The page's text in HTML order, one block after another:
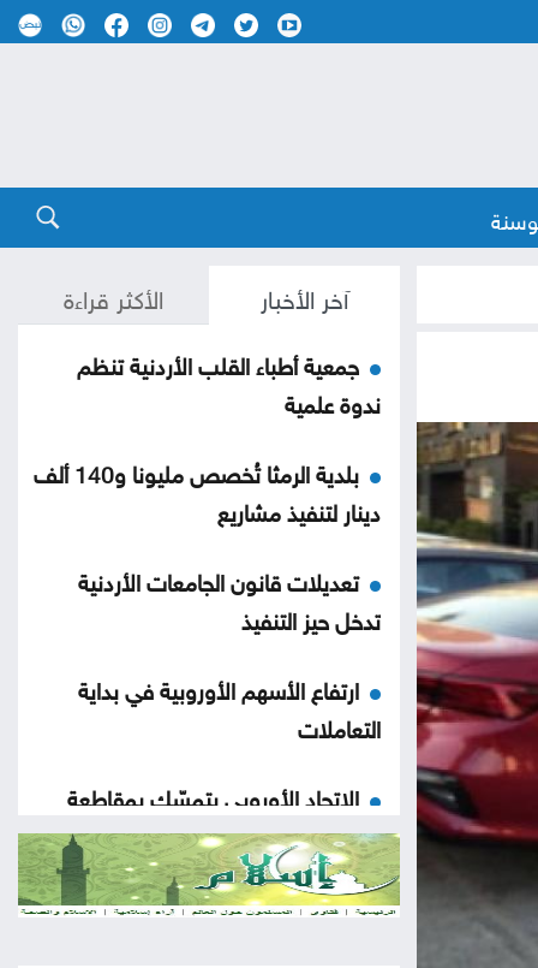
آخر الأخبار الأكثر قراءة
جمعية أطباء القلب الأردنية تنظم
ندوة علمية
بلدية الرمثا تُخصص مليونا و140 ألف
دينار لتنفيذ مشاريع
تعديلات قانون الجامعات الأردنية
تدخل حيز التنفيذ
ارتفاع الأسهم الأوروبية في بداية
التعاملات
الاتحاد الأوروبي يتمسّك بمقاطعة
بطولات كأس العالم
نتائج قرعة دوري أبطال أفريقيا